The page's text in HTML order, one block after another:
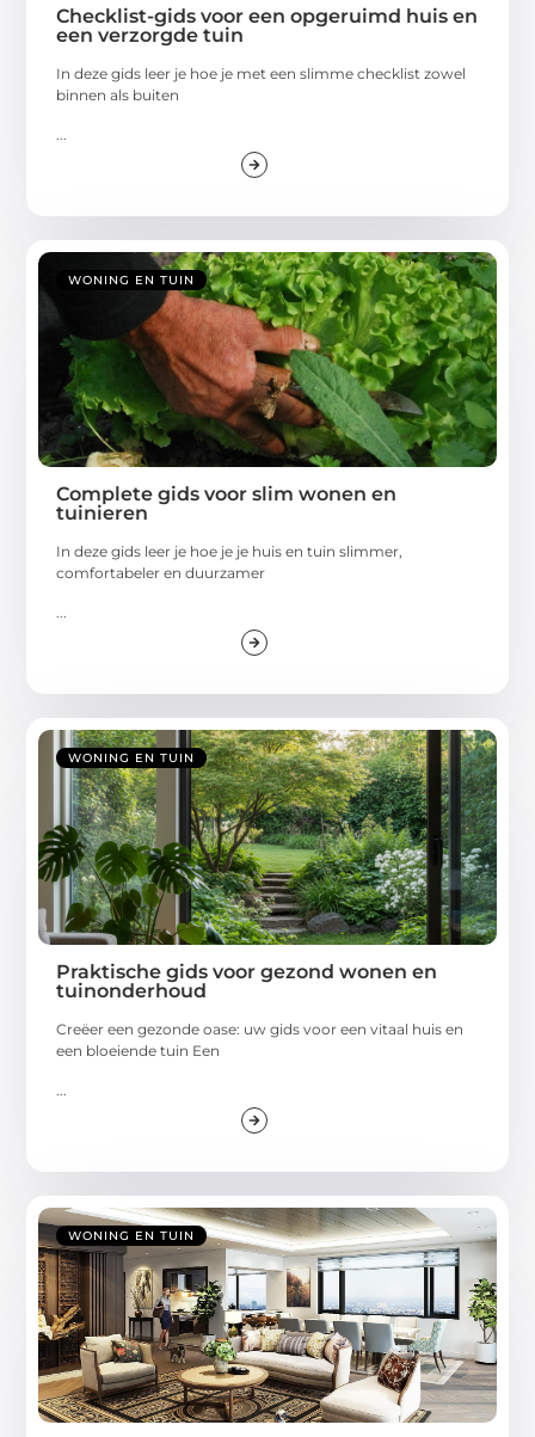
Checklist-gids voor een opgeruimd huis en
een verzorgde tuin
In deze gids leer je hoe je met een slimme checklist zowel
binnen als buiten
WONING EN TUIN
Complete gids voor slim wonen en
tuinieren
In deze gids leer je hoe je je huis en tuin slimmer,
comfortabeler en duurzamer
WONING EN TUIN
Praktische gids voor gezond wonen en
tuinonderhoud
Creëer een gezonde oase: uw gids voor een vitaal huis en
een bloeiende tuin Een
WONING EN TUIN